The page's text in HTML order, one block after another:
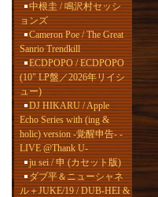
中根圭 / 鳴沢村セッシ
ョンズ
Cameron Poe / The Great
Sanrio Trendkill
ECDPOPO / ECDPOPO
(10" LP盤／2026年リイシ
ュー)
DJ HIKARU / Apple
Echo Series with (ing &
holic) version -覚醒申告- -
LIVE @Thank U-
ju sei / 申 (カセット版)
ダブ平＆ニューシャネ
ル＋JUKE/19 / DUB-HEI &